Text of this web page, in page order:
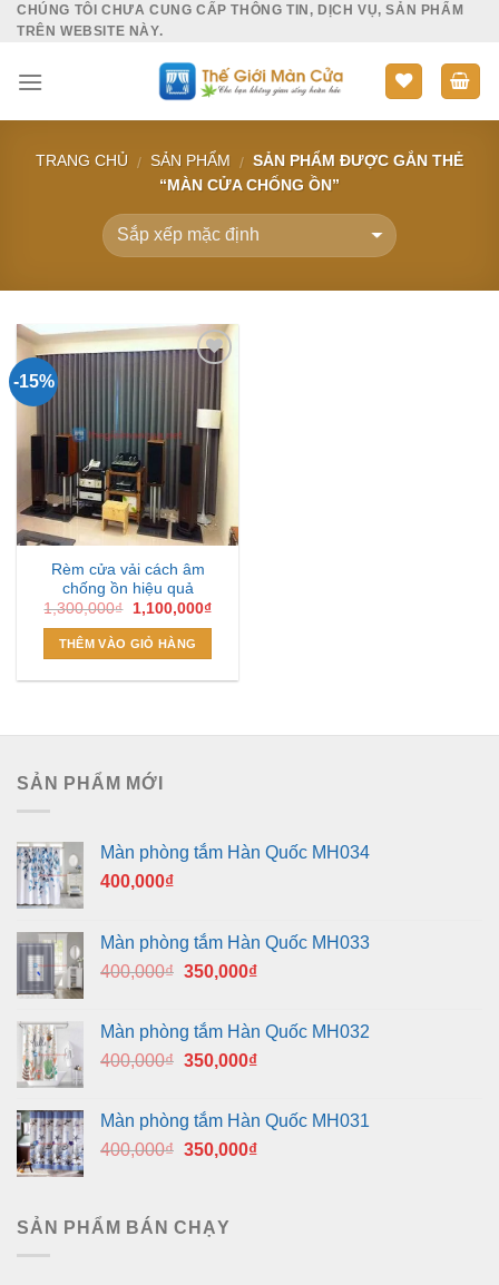
SkipCHÚNG TÔI CHƯA CUNG CẤP THÔNG TIN, DỊCH VỤ, SẢN PHẨM
TRÊN WEBSITE NÀY.
TRANG CHỦ / SẢN PHẨM / SẢN PHẨM ĐƯỢC GẮN THẺ
“MÀN CỬA CHỐNG ỒN”
-15%
Add to
Wishlist
Rèm cửa vải cách âm
chống ồn hiệu quả
1,300,000₫
Giá
là:
1,300,000₫.
1,100,000₫Giá
THÊM VÀO GIỎ HÀNG
SẢN PHẨM MỚI
Màn phòng tắm Hàn Quốc MH034
400,000₫
Màn phòng tắm Hàn Quốc MH033
400,000₫ Giá
400,000₫.
350,000₫Giá
là:
350,000₫.
Màn phòng tắm Hàn Quốc MH032
400,000₫ Giá
400,000₫.
350,000₫Giá
là:
350,000₫.
Màn phòng tắm Hàn Quốc MH031
400,000₫ Giá
400,000₫.
350,000₫Giá
SẢN PHẨM BÁN CHẠY